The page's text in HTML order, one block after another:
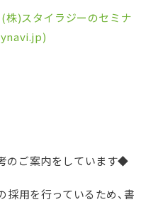
(株)スタイラジーのセミナ
のご案内をしています◆
採用を行っているため、書